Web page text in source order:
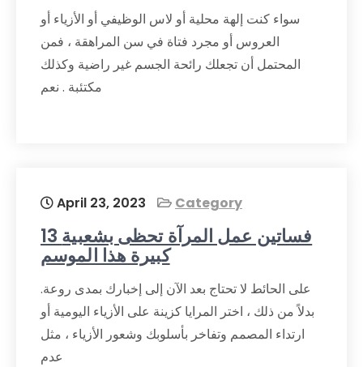
سواء كنت إلهة محلية أو لاس الوظيفي أو الأزياء أو
العروس أو مجرد فتاة في سن المراهقة ، فمن
المحتمل أن تجعلك رائحة الجسم غير راضية وكذلك
مكتئبة . نعم
April 23, 2023 Category
13 فساتين عمل المرآة تحظى بشعبية
كبيرة هذا الموسم
على الحائط لا تحتاج بعد الآن إلى إخبارك بمدى روعة.
بدلاً من ذلك ، اختر المرايا كزينة على الأزياء اليومية أو
ارتداء المصمم وتفاخر بأسلوبك وشعور الأزياء ، مثل
عدم